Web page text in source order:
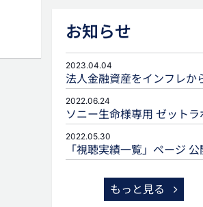
お知らせ
2023.04.04
2022.06.24
2022.05.30
もっと見る